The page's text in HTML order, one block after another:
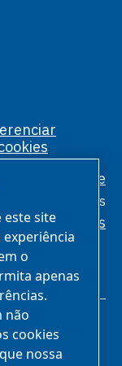
de Privacidade
Gerais
Padrões Éticos
este site
o
apenas
não
cookies
nossa